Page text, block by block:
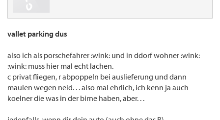
vallet parking dus
also ich als porschefahrer :wink: und in ddorf wohner :wink:
:wink: muss hier mal echt lachen.
c privat fliegen, r abpoppeln bei auslieferung und dann
maulen wegen neid. . . also mal ehrlich, ich kenn ja auch
koelner die was in der birne haben, aber. . .